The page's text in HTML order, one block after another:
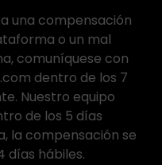
una compensación
o un mal
comuníquese con
dentro de los 7
Nuestro equipo
de los 5 días
la compensación se
días hábiles.